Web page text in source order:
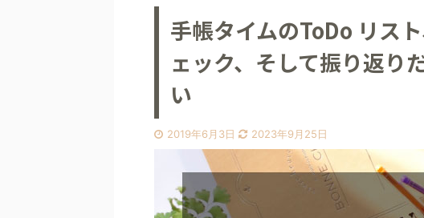
手帳タイムのToDo リス
ェック、そして振り返り
い
2019年6月3日 2023年9月25日